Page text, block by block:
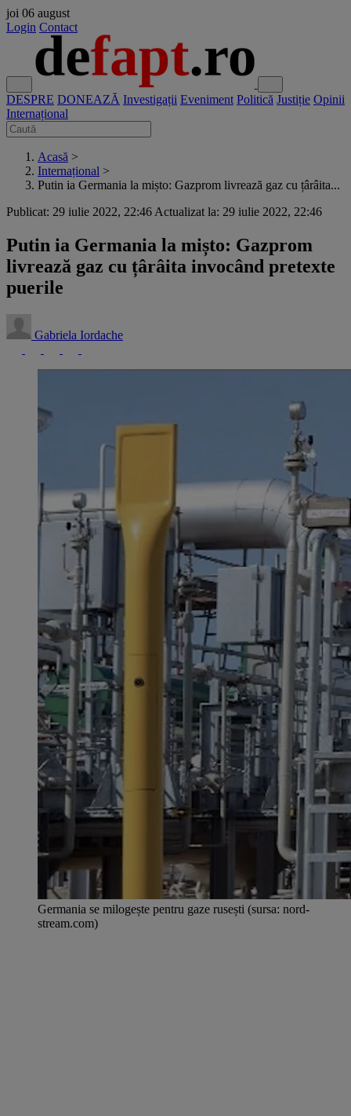
joi 06 august
Login Contact
DESPRE DONEAZĂ Investigații Eveniment Politică Justiție Opinii
Internațional
Acasă >
Internațional >
Putin ia Germania la mișto: Gazprom livrează gaz cu țârâita...
Publicat: 29 iulie 2022, 22:46 Actualizat la: 29 iulie 2022, 22:46
Putin ia Germania la mișto: Gazprom
livrează gaz cu țârâita invocând pretexte
puerile
Gabriela Iordache
Germania se milogește pentru gaze rusești (sursa: nord-
stream.com)